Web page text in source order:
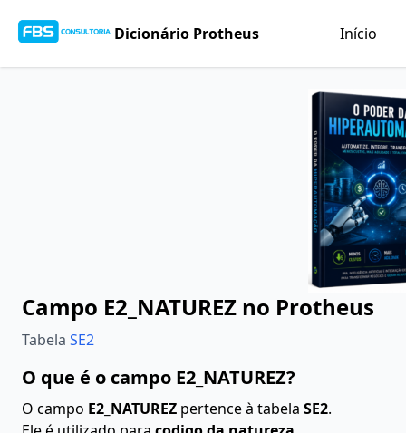
Dicionário Protheus Início
Campo E2_NATUREZ no Protheus
Tabela SE2
O que é o campo E2_NATUREZ?
O campo E2_NATUREZ pertence à tabela SE2.